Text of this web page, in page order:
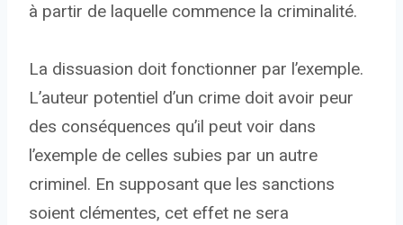
à partir de laquelle commence la criminalité.
La dissuasion doit fonctionner par l’exemple.
L’auteur potentiel d’un crime doit avoir peur
des conséquences qu’il peut voir dans
l’exemple de celles subies par un autre
criminel. En supposant que les sanctions
soient clémentes, cet effet ne sera